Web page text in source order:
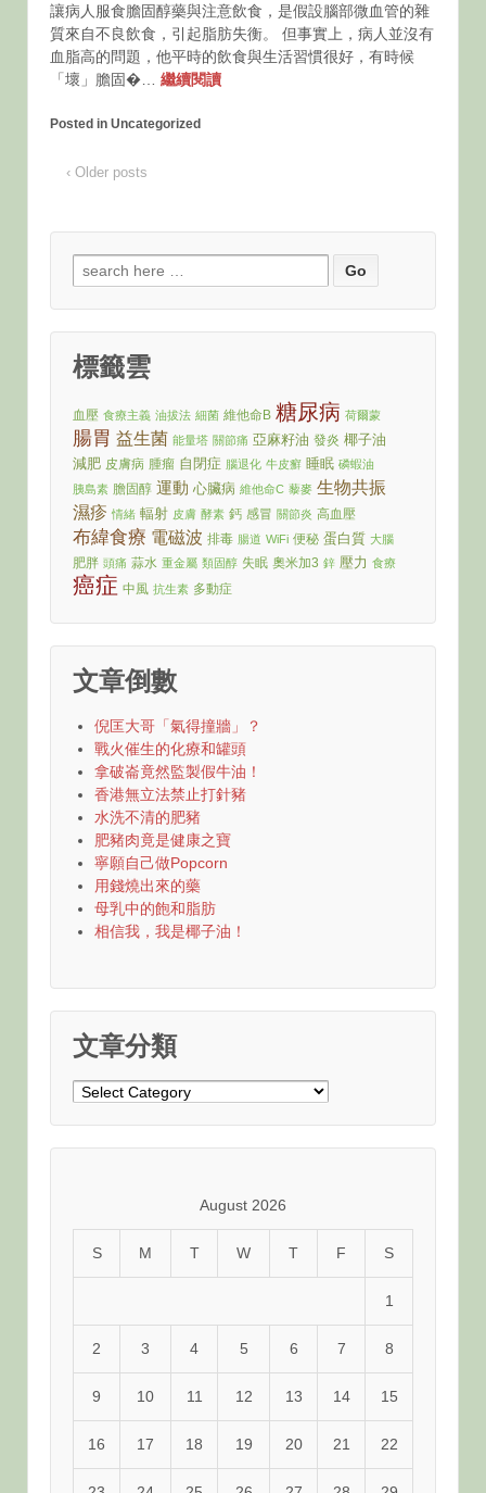
讓病人服食膽固醇藥與注意飲食，是假設腦部微血管的雜
質來自不良飲食，引起脂肪失衡。 但事實上，病人並沒有
血脂高的問題，他平時的飲食與生活習慣很好，有時候
「壞」膽固�… 繼續閱讀
Posted in Uncategorized
‹ Older posts
Search
for:
標籤雲
血壓 食療主義 油拔法 細菌 維他命B 糖尿病 荷爾蒙
腸胃 益生菌 能量塔 關節痛 亞麻籽油 發炎 椰子油
減肥 皮膚病 腫瘤 自閉症 腦退化 牛皮癬 睡眠 磷蝦油
胰島素 膽固醇 運動 心臟病 維他命C 藜麥 生物共振
濕疹 情緒 輻射 皮膚 酵素 鈣 感冒 關節炎 高血壓
布緯食療 電磁波 排毒 腸道 WiFi 便秘 蛋白質 大腦
肥胖 頭痛 蒜水 重金屬 類固醇 失眠 奧米加3 鋅 壓力 食療
癌症 中風 抗生素 多動症
文章倒數
倪匡大哥「氣得撞牆」？
戰火催生的化療和罐頭
拿破崙竟然監製假牛油！
香港無立法禁止打針豬
水洗不清的肥豬
肥豬肉竟是健康之寶
寧願自己做Popcorn
用錢燒出來的藥
母乳中的飽和脂肪
相信我，我是椰子油！
文章分類
文
August 2026
S M T W T F S
1
2 3 4 5 6 7 8
9 10 11 12 13 14 15
16 17 18 19 20 21 22